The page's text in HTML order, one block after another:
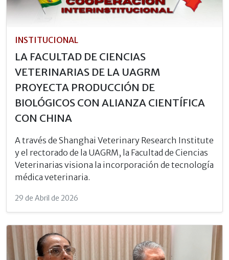
INSTITUCIONAL
LA FACULTAD DE CIENCIAS
VETERINARIAS DE LA UAGRM
PROYECTA PRODUCCIÓN DE
BIOLÓGICOS CON ALIANZA CIENTÍFICA
CON CHINA
A través de Shanghai Veterinary Research Institute
y el rectorado de la UAGRM, la Facultad de Ciencias
Veterinarias visiona la incorporación de tecnología
médica veterinaria.
29 de Abril de 2026